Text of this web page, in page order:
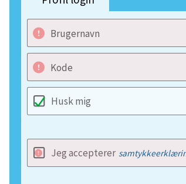
Brugernavn
Kode
Husk mig
Jeg accepterer